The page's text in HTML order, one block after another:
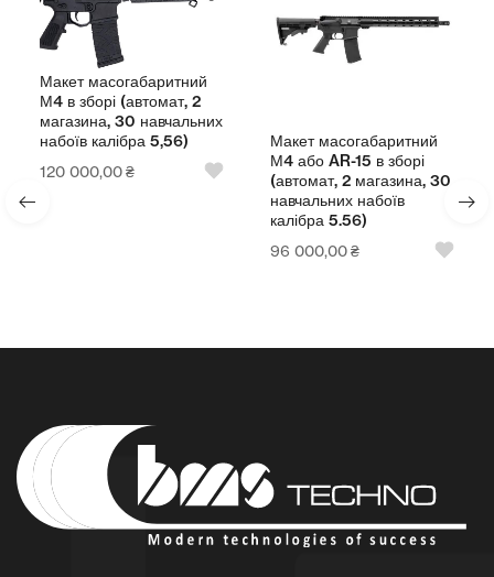
Макет масогабаритний
М4 в зборі (автомат, 2
магазина, 30 навчальних
набоїв калібра 5,56)
120 000,00₴
Макет масогабаритний
М4 або AR-15 в зборі
(автомат, 2 магазина, 30
навчальних набоїв
калібра 5.56)
96 000,00₴